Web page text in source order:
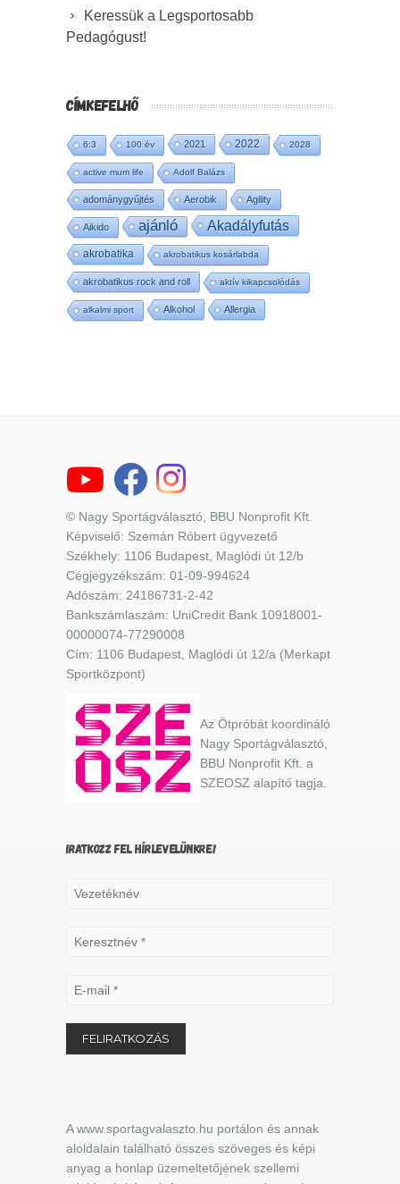
Keressük a Legsportosabb
Pedagógust!
CÍMKEFELHŐ
6:3 100 év 2021 2022 2028
active mum life Adolf Balázs
adománygyűjtés Aerobik Agility
Aikido ajánló Akadályfutás
akrobatika akrobatikus kosárlabda
akrobatikus rock and roll aktív kikapcsolódás
alkalmi sport Alkohol Allergia
© Nagy Sportágválasztó, BBU Nonprofit Kft.
Képviselő: Szemán Róbert ügyvezető
Székhely: 1106 Budapest, Maglódi út 12/b
Cégjegyzékszám: 01-09-994624
Adószám: 24186731-2-42
Bankszámlaszám: UniCredit Bank 10918001-
00000074-77290008
Cím: 1106 Budapest, Maglódi út 12/a (Merkapt
Sportközpont)
Az Ötpróbát koordináló
Nagy Sportágválasztó,
BBU Nonprofit Kft. a
SZEOSZ alapító tagja.
IRATKOZZ FEL HÍRLEVELÜNKRE!
A www.sportagvalaszto.hu portálon és annak
aloldalain található összes szöveges és képi
anyag a honlap üzemeltetőjének szellemi